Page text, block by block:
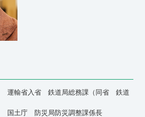
輸省入省 鉄道局総務課（同省 鉄道
土庁 防災局防災調整課係長